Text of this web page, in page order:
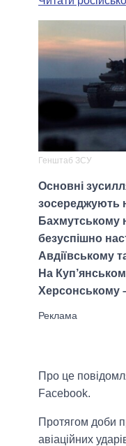
Генштаб ЗСУ
Основні
зосереджують
Бахмутському
безуспішно
Авдіївському
На
Херсонському
Про це
Facebook.
Протягом доби
авіаційних